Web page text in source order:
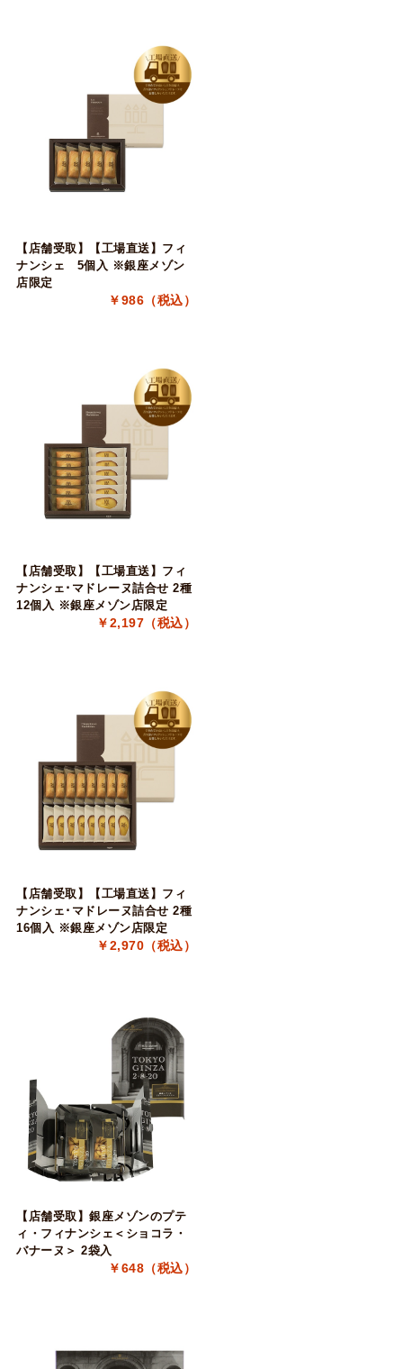
【店舗受取】【工場直送】フィ
ナンシェ 5個入 ※銀座メゾン
店限定
￥986（税込）
【店舗受取】【工場直送】フィ
ナンシェ･マドレーヌ詰合せ 2種
12個入 ※銀座メゾン店限定
￥2,197（税込）
【店舗受取】【工場直送】フィ
ナンシェ･マドレーヌ詰合せ 2種
16個入 ※銀座メゾン店限定
￥2,970（税込）
【店舗受取】銀座メゾンのプテ
ィ・フィナンシェ＜ショコラ・
バナーヌ＞ 2袋入
￥648（税込）